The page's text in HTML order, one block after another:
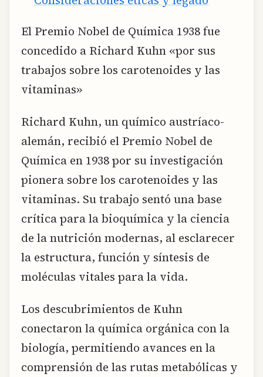
El Premio Nobel de Química 1938 fue
concedido a Richard Kuhn «por sus
trabajos sobre los carotenoides y las
vitaminas»
Richard Kuhn, un químico austríaco-
alemán, recibió el Premio Nobel de
Química en 1938 por su investigación
pionera sobre los carotenoides y las
vitaminas. Su trabajo sentó una base
crítica para la bioquímica y la ciencia
de la nutrición modernas, al esclarecer
la estructura, función y síntesis de
moléculas vitales para la vida.
Los descubrimientos de Kuhn
conectaron la química orgánica con la
biología, permitiendo avances en la
comprensión de las rutas metabólicas y